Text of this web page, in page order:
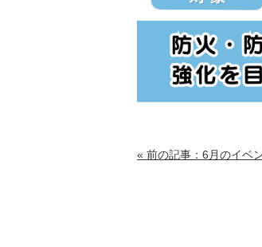
« 前の記事：6月のイベ